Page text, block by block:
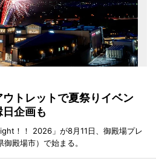
トレットで夏祭りイベン
企画も
！！ 2026」が8月11日、御殿場プレ
殿場市）で始まる。